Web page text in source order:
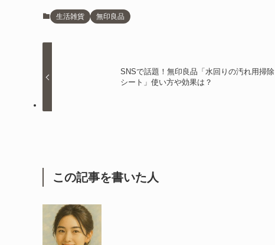
生活雑貨 無印良品
SNSで話題！無印良品「水回りの汚れ用掃除
シート」使い方や効果は？
この記事を書いた人